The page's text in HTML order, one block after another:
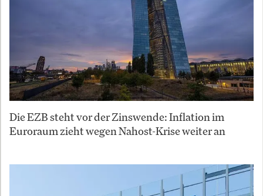
Die EZB steht vor der Zinswende: Inflation im
Euroraum zieht wegen Nahost-Krise weiter an